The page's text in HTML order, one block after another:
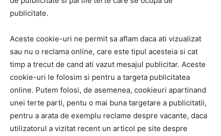
publicitate.
Aceste cookie-uri ne permit sa aflam daca ati vizualizat
sau nu o reclama online, care este tipul acesteia si cat
timp a trecut de cand ati vazut mesajul publicitar. Aceste
cookie-uri le folosim si pentru a targeta publicitatea
online. Putem folosi, de asemenea, cookieuri apartinand
unei terte parti, pentu o mai buna targetare a publicitatii,
pentru a arata de exemplu reclame despre vacante, daca
utilizatorul a vizitat recent un articol pe site despre